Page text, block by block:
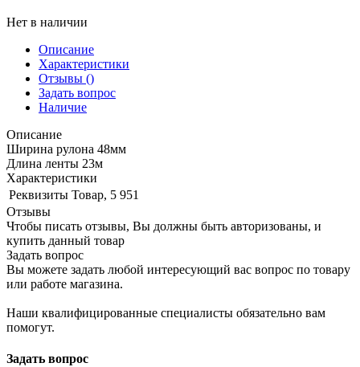
Нет в наличии
Описание
Характеристики
Отзывы ()
Задать вопрос
Наличие
Описание
Ширина рулона 48мм
Длина ленты 23м
Характеристики
Реквизиты Товар, 5 951
Отзывы
Чтобы писать отзывы, Вы должны быть авторизованы, и
купить данный товар
Задать вопрос
Вы можете задать любой интересующий вас вопрос по товару
или работе магазина.
Наши квалифицированные специалисты обязательно вам
помогут.
Задать вопрос